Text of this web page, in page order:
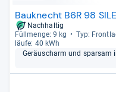
Bauknecht B6R 98
Nachhaltig
Füll­menge: 9 kg
Typ:
läufe: 40 kWh
Geräuscharm und spar­sam